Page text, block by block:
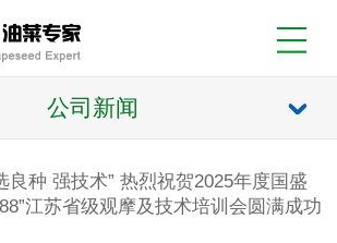
公司新闻
良种 强技术” 热烈祝贺2025年度国盛
江苏省级观摩及技术培训会圆满成功